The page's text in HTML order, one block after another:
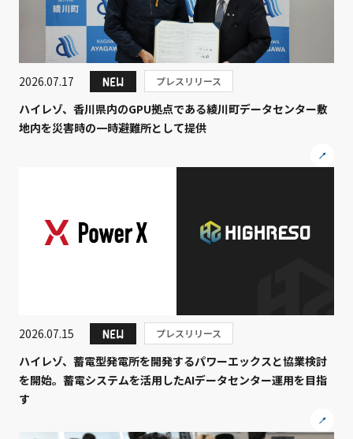
2026.07.17 プレスリリース
ハイレゾ、香川県内のGPU拠点である綾川町データセンター敷
地内を災害時の一時避難所として提供
2026.07.15 プレスリリース
ハイレゾ、蓄電型発電所を開発するパワーエックスと協業検討
を開始。蓄電システムを活用したAIデータセンター運用を目指
す